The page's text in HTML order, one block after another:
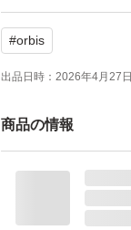
ベタつかない軽い
ドライヤー前のダ
朝の寝ぐせ直しに
自然にまとまる仕
#orbis
出品日時： 2026年4月27
商品の情報